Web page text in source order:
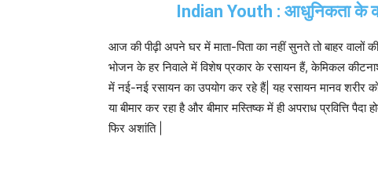
Indian Youth : आधुनिकता के
आज की पीढ़ी अपने घर में माता-पिता का नहीं सुनते तो बाहर
भोजन के हर निवाले में विशेष प्रकार के रसायन हैं, केमिकल
में नई-नई रसायन का उपयोग कर रहे हैं| यह रसायन मानव शरीर
या बीमार कर रहा है और बीमार मस्तिष्क में ही अपराध प्रवित्ति
फिर अशांति |